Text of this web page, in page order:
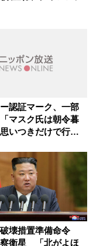
認証マーク、一部
マスク氏は朝令暮
いつきだけで行
ーナリスト・三上洋
壊措置準備命令
衛星 「北がよほ